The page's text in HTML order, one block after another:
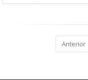
Anterior